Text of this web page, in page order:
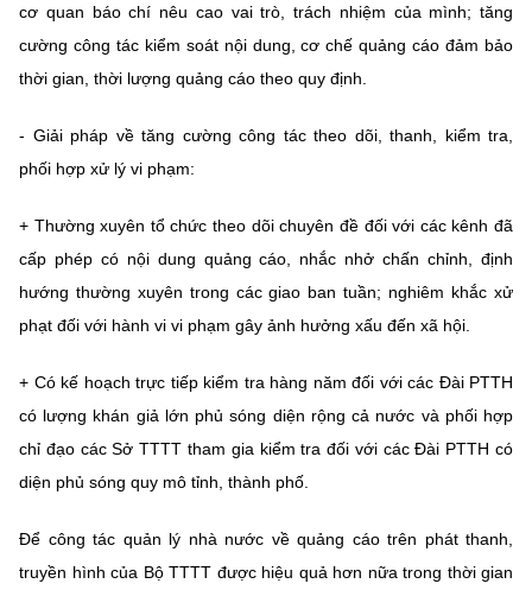
cơ quan báo chí nêu cao vai trò, trách nhiệm của mình; tăng
cường công tác kiểm soát nội dung, cơ chế quảng cáo đảm bảo
thời gian, thời lượng quảng cáo theo quy định.
- Giải pháp về tăng cường công tác theo dõi, thanh, kiểm tra,
phối hợp xử lý vi phạm:
+ Thường xuyên tổ chức theo dõi chuyên đề đối với các kênh đã
cấp phép có nội dung quảng cáo, nhắc nhở chấn chỉnh, định
hướng thường xuyên trong các giao ban tuần; nghiêm khắc xử
phạt đối với hành vi vi phạm gây ảnh hưởng xấu đến xã hội.
+ Có kế hoạch trực tiếp kiểm tra hàng năm đối với các Đài PTTH
có lượng khán giả lớn phủ sóng diện rộng cả nước và phối hợp
chỉ đạo các Sở TTTT tham gia kiểm tra đối với các Đài PTTH có
diện phủ sóng quy mô tỉnh, thành phố.
Để công tác quản lý nhà nước về quảng cáo trên phát thanh,
truyền hình của Bộ TTTT được hiệu quả hơn nữa trong thời gian